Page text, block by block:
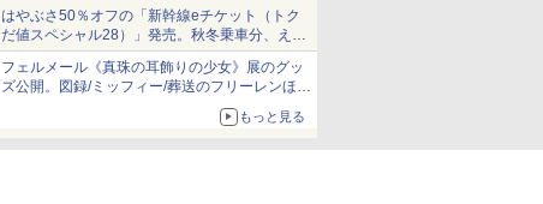
はやぶさ50％オフの「新幹線eチケット（トク
だ値スペシャル28）」発売。秋冬乗車分、えき
ねっと限定
フェルメール《真珠の耳飾りの少女》展のグッ
ズ公開。図録/ミッフィー/葬送のフリーレンほ
もっと見る